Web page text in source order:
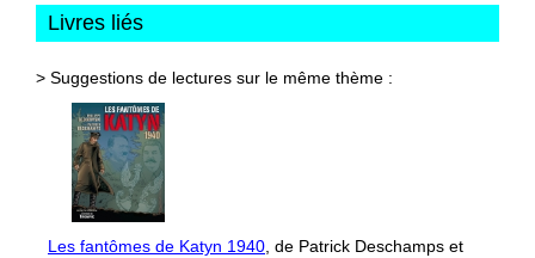
Livres liés
> Suggestions de lectures sur le même thème :
Les fantômes de Katyn 1940, de Patrick Deschamps et